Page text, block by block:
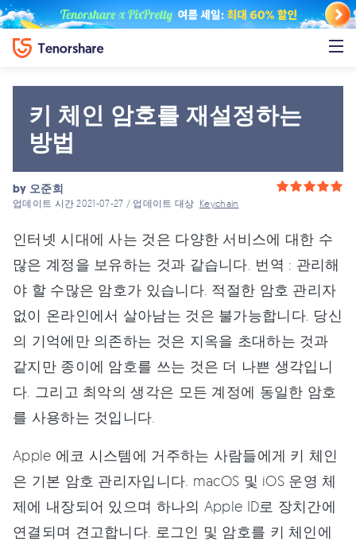
키 체인 암호를 재설정하는
방법
by 오준희
업데이트 시간 2021-07-27 / 업데이트 대상 Keychain
인터넷 시대에 사는 것은 다양한 서비스에 대한 수
많은 계정을 보유하는 것과 같습니다. 번역 : 관리해
야 할 수많은 암호가 있습니다. 적절한 암호 관리자
없이 온라인에서 살아남는 것은 불가능합니다. 당신
의 기억에만 의존하는 것은 지옥을 초대하는 것과
같지만 종이에 암호를 쓰는 것은 더 나쁜 생각입니
다. 그리고 최악의 생각은 모든 계정에 동일한 암호
를 사용하는 것입니다.
Apple 에코 시스템에 거주하는 사람들에게 키 체인
은 기본 암호 관리자입니다. macOS 및 iOS 운영 체
제에 내장되어 있으며 하나의 Apple ID로 장치간에
연결되며 견고합니다. 로그인 및 암호를 키 체인에